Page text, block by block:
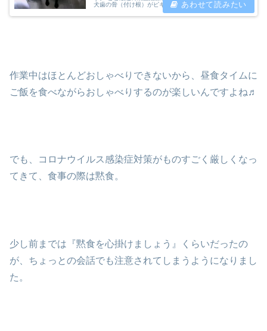
犬歯の骨（付け根）がピキーーーン！と痛くなる』 もう
これ以外はない！！というくらい、地味に悩まされていま
す。 私はどうも左側の犬歯が動きに...
作業中はほとんどおしゃべりできないから、昼食タイムに
ご飯を食べながらおしゃべりするのが楽しいんですよね♬
でも、コロナウイルス感染症対策がものすごく厳しくなっ
てきて、食事の際は黙食。
少し前までは『黙食を心掛けましょう』くらいだったの
が、ちょっとの会話でも注意されてしまうようになりまし
た。